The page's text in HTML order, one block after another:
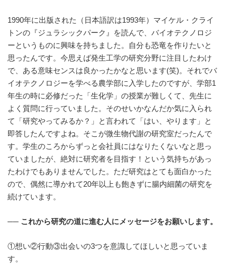
1990年に出版された（日本語訳は1993年）マイケル・クライ
トンの『ジュラシックパーク』を読んで、バイオテクノロジ
ーというものに興味を持ちました。自分も恐竜を作りたいと
思ったんです。今思えば発生工学の研究分野に注目したわけ
で、ある意味センスは良かったかなと思います(笑)。それでバ
イオテクノロジーを学べる農学部に入学したのですが、学部1
年生の時に必修だった「生化学」の授業が難しくて、先生に
よく質問に行っていました。そのせいかなんだか気に入られ
て「研究やってみるか？」と言われて「はい、やります」と
即答したんですよね。そこが微生物代謝の研究室だったんで
す。学生のころからずっと会社員にはなりたくないなと思っ
ていましたが、絶対に研究者を目指す！という気持ちがあっ
たわけでもありませんでした。ただ研究はとても面白かった
ので、偶然に導かれて20年以上も飽きずに腸内細菌の研究を
続けています。
── これから研究の道に進む人にメッセージをお願いします。
①想い②行動③出会いの3つを意識してほしいと思っていま
す。